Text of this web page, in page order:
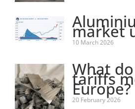
market
10 March 2026
What
tariffs
Europe?
20 February 2026